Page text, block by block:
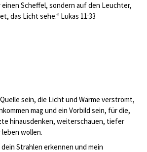
Scheffel, sondern auf den Leuchter,
das Licht sehe.“ Lukas 11:33
sein, die Licht und Wärme verströmt,
mag und ein Vorbild sein, für die,
hinausdenken, weiterschauen, tiefer
wollen.
Strahlen erkennen und mein